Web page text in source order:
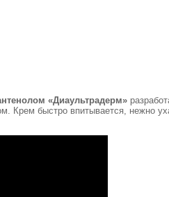
«Диаультрадерм»
Крем быстро впитывается, нежно